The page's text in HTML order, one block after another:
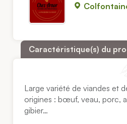
Caractéristique(s) du
Large variété de viandes et
origines : bœuf, veau, porc,
gibier…